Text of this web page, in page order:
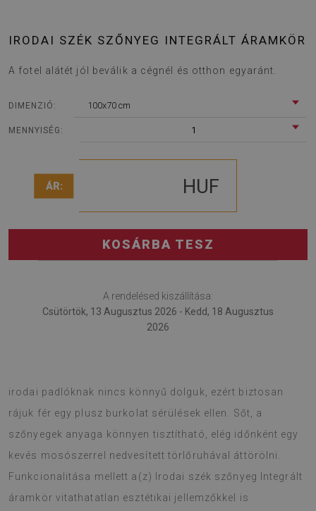
IRODAI SZÉK SZŐNYEG INTEGRÁLT ÁRAMKÖR
A fotel alátét jól beválik a cégnél és otthon egyaránt.
DIMENZIÓ: 100x70 cm
MENNYISÉG: 1
ÁR: HUF
KOSÁRBA TESZ
A rendelésed kiszállítása:
Csütörtök, 13 Augusztus 2026 - Kedd, 18 Augusztus
2026
irodai padlóknak nincs könnyű dolguk, ezért biztosan
rájuk fér egy plusz burkolat sérülések ellen. Sőt, a
szőnyegek anyaga könnyen tisztítható, elég időnként egy
kevés mosószerrel nedvesített törlőruhával áttörölni.
Funkcionalitása mellett a(z) Irodai szék szőnyeg Integrált
áramkör vitathatatlan esztétikai jellemzőkkel is